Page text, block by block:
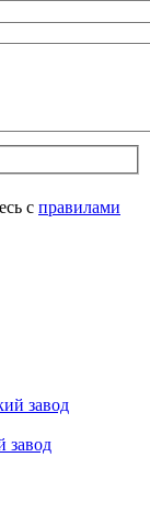
с правилами
завод